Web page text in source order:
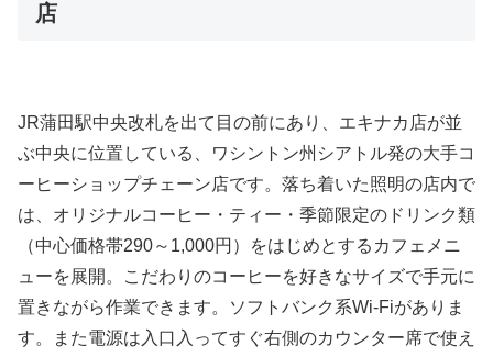
店
JR蒲田駅中央改札を出て目の前にあり、エキナカ店が並
ぶ中央に位置している、ワシントン州シアトル発の大手コ
ーヒーショップチェーン店です。落ち着いた照明の店内で
は、オリジナルコーヒー・ティー・季節限定のドリンク類
（中心価格帯290～1,000円）をはじめとするカフェメニ
ューを展開。こだわりのコーヒーを好きなサイズで手元に
置きながら作業できます。ソフトバンク系Wi-Fiがありま
す。また電源は入口入ってすぐ右側のカウンター席で使え